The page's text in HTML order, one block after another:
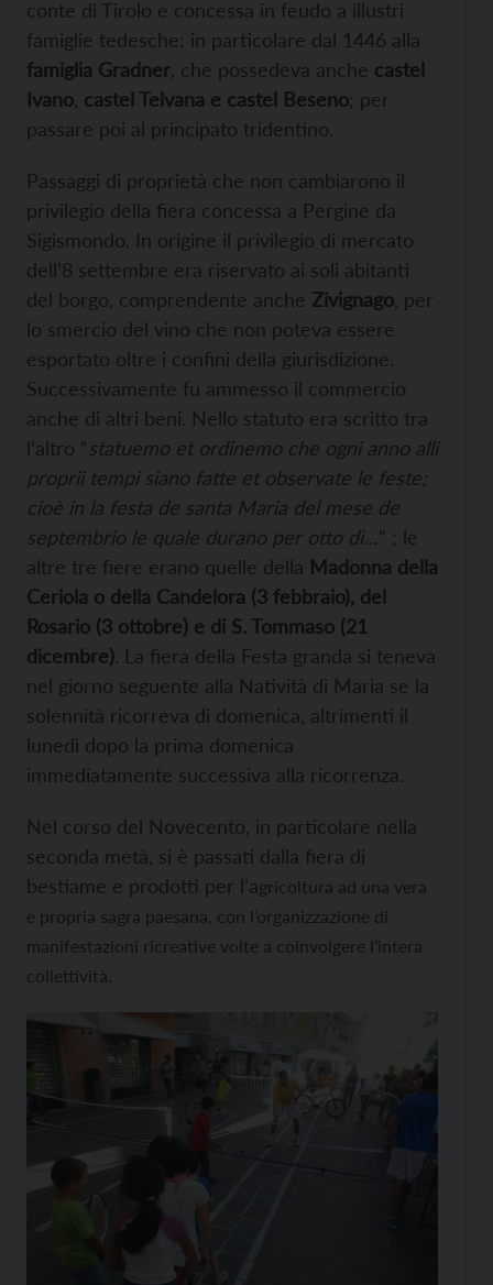
conte di Tirolo e concessa in feudo a illustri
famiglie tedesche; in particolare dal 1446 alla
famiglia Gradner , che possedeva anche castel
Ivano castel Telvana e castel Beseno; per
passare poi al principato tridentino.
Passaggi di proprietà che non cambiarono il
privilegio della fiera concessa a Pergine da
Sigismondo. In origine il privilegio di mercato
dell’8 settembre era riservato ai soli abitanti
del borgo, comprendente anche Zivignago , per
lo smercio del vino che non poteva essere
esportato oltre i confini della giurisdizione.
Successivamente fu ammesso il commercio
anche di altri beni. Nello statuto era scritto tra
l’altro “ statuemo et ordinemo che ogni anno alli
proprii tempi siano fatte et observate le feste;
cioè in la festa de santa Maria del mese de
septembrio le quale durano per otto dì…” ; le
altre tre fiere erano quelle della Madonna della
Ceriola o della Candelora (3 febbraio), del
Rosario (3 ottobre) e di S. Tommaso (21
dicembre). La fiera della Festa granda si teneva
nel giorno seguente alla Natività di Maria se la
solennità ricorreva di domenica, altrimenti il
lunedì dopo la prima domenica
immediatamente successiva alla ricorrenza.
Nel corso del Novecento, in particolare nella
seconda metà, si è passati dalla fiera di
bestiame e prodotti per l’agricoltura ad una vera
e propria sagra paesana, con l’organizzazione di
manifestazioni ricreative volte a coinvolgere l’intera
collettività.